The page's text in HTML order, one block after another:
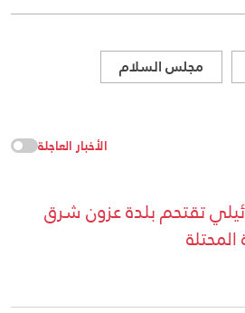
مجلس السلام
الأخبار العاجلة
تقتحم بلدة عزون شرق